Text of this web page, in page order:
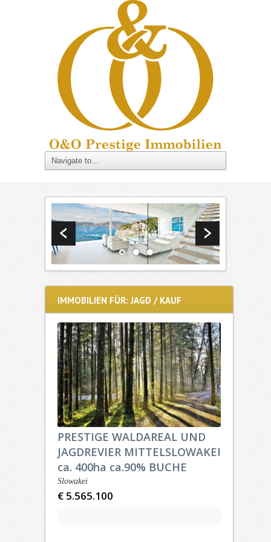
IMMOBILIEN FÜR: JAGD / KAUF
PRESTIGE WALDAREAL UND
JAGDREVIER MITTELSLOWAKEI
ca. 400ha ca.90% BUCHE
Slowakei
€ 5.565.100